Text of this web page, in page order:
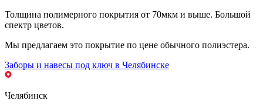
Толщина полимерного покрытия от 70мкм и выше. Большой
спектр цветов.
Мы предлагаем это покрытие по цене обычного полиэстера.
Заборы и навесы под ключ в Челябинске
Челябинск